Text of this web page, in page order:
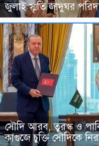
জুলাই স্মৃতি জাদুঘর
সৌদি আরব, তুরস্ক ও
কাগুজে চুক্তি সৌদিকে